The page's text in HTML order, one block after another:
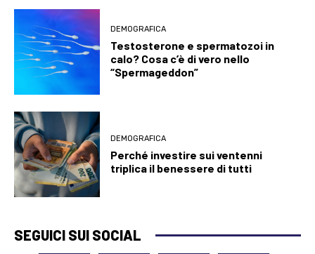
DEMOGRAFICA
Testosterone e spermatozoi in
calo? Cosa c’è di vero nello
“Spermageddon”
DEMOGRAFICA
Perché investire sui ventenni
triplica il benessere di tutti
SEGUICI SUI SOCIAL